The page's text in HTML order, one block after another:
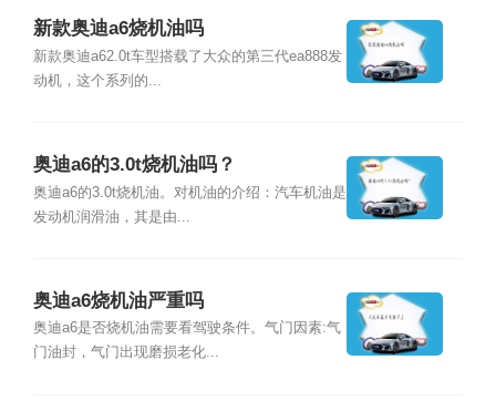
新款奥迪a6烧机油吗
新款奥迪a62.0t车型搭载了大众的第三代ea888发
动机，这个系列的...
奥迪a6的3.0t烧机油吗？
奥迪a6的3.0t烧机油。对机油的介绍：汽车机油是
发动机润滑油，其是由...
奥迪a6烧机油严重吗
奥迪a6是否烧机油需要看驾驶条件。气门因素:气
门油封，气门出现磨损老化...